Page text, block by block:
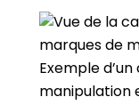
Exemple
manipulation